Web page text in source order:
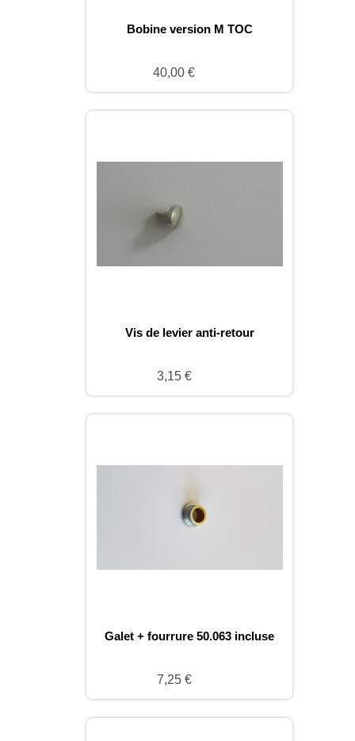
Bobine version M TOC
40,00 €
Vis de levier anti-retour
3,15 €
Galet + fourrure 50.063 incluse
7,25 €